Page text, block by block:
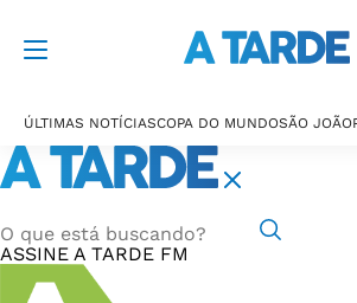
ÚLTIMAS NOTÍCIASCOPA DO MUNDOSÃO JOÃO
ASSINE A TARDE FM